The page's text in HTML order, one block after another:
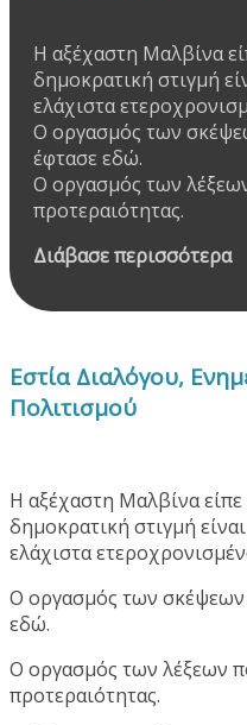
Η αξέχαστη Μαλβίνα
δημοκρατική στιγμή
ελάχιστα
Ο οργασμός των
έφτασε εδώ.
Ο οργασμός των
προτεραιότητας.
Διάβασε περισσότερα
Εστία Διαλόγου,
Πολιτισμού
Η αξέχαστη Μαλβίνα
δημοκρατική στιγμή
ελάχιστα
Ο οργασμός των σκέψεων
εδώ.
Ο οργασμός των λέξεων
προτεραιότητας.